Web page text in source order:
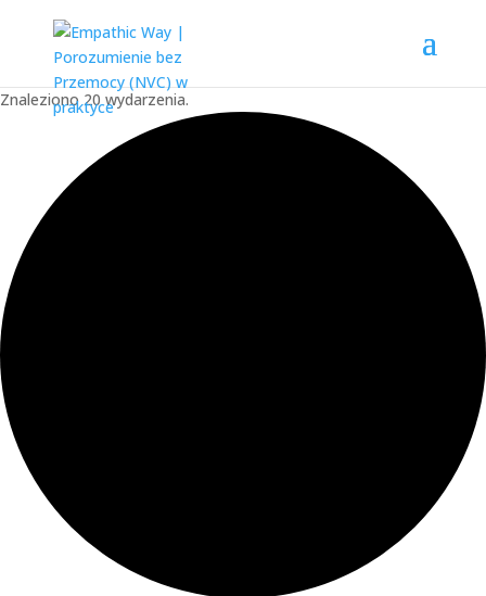
Znaleziono 20 wydarzenia.